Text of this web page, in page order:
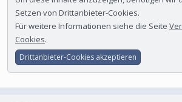
Setzen von Drittanbieter-Cookies.
Für weitere Informationen siehe die Seite
Cookies.
Drittanbieter-Cookies akzeptieren